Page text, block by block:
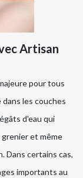
Artisan
pour tous
les couches
d'eau qui
et même
Dans certains cas,
importants au